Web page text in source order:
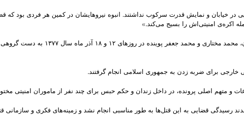
در خیابان و نمایش قدرت سرکوب نداشتند. انبوه نیروهایشان در کمین هر فردی بود
اکره‌ی امنیتی‌اش را بسیج می‌کند.»
۲۶سال پیش و در سلسله قتل‌های گروهی از
خارجی برای ضربه زدن به جمهوری اسلامی انجام گرفتند.
و متهم اصلی پرونده، در داخل زندان و حکم حبس برای چند نفر از ماموران امنیتی
رسیدگی قضایی به این قتل‌ها به طور مناسبی انجام نشد و زمینه‌های فکری و